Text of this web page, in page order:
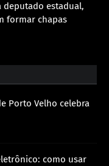
deputado estadual,
formar chapas
Porto Velho celebra
como usar